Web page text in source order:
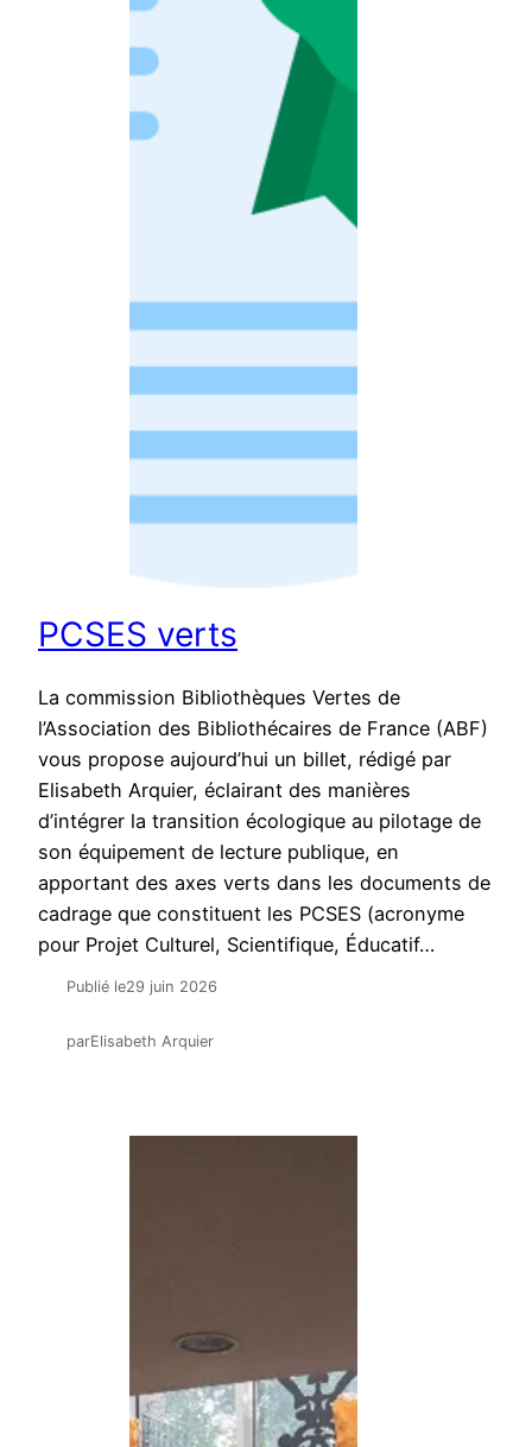
PCSES verts
La commission Bibliothèques Vertes de
l’Association des Bibliothécaires de France (ABF)
vous propose aujourd’hui un billet, rédigé par
Elisabeth Arquier, éclairant des manières
d’intégrer la transition écologique au pilotage de
son équipement de lecture publique, en
apportant des axes verts dans les documents de
cadrage que constituent les PCSES (acronyme
pour Projet Culturel, Scientifique, Éducatif…
Publié le29 juin 2026
parElisabeth Arquier